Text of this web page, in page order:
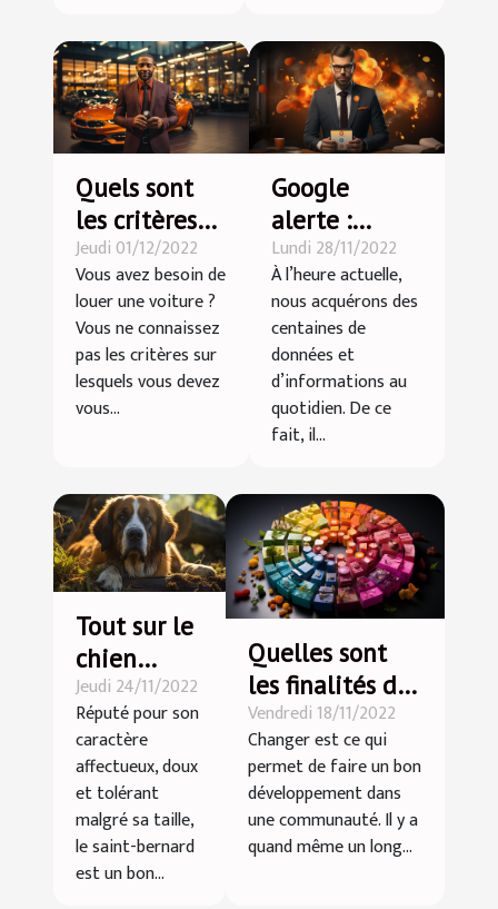
Quels sont
les critères
pour choisir
son agence
de location
de voiture ?
Jeudi 01/12/2022
Vous avez besoin de
louer une voiture ?
Vous ne connaissez
pas les critères sur
lesquels vous devez
vous...
Google
alerte :
Comment
l’intégrer
dans son
business ?
Lundi 28/11/2022
À l’heure actuelle,
nous acquérons des
centaines de
données et
d’informations au
quotidien. De ce
fait, il...
Tout sur le
chien
Saint-
Bernard
Jeudi 24/11/2022
Réputé pour son
caractère
affectueux, doux
et tolérant
malgré sa taille,
le saint-bernard
est un bon...
Quelles sont
les finalités du
développement
durable ?
Vendredi 18/11/2022
Changer est ce qui
permet de faire un bon
développement dans
une communauté. Il y a
quand même un long...